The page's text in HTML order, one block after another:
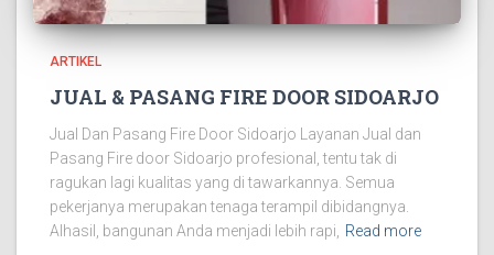
ARTIKEL
JUAL & PASANG FIRE DOOR SIDOARJO
Jual Dan Pasang Fire Door Sidoarjo Layanan Jual dan
Pasang Fire door Sidoarjo profesional, tentu tak di
ragukan lagi kualitas yang di tawarkannya. Semua
pekerjanya merupakan tenaga terampil dibidangnya.
Alhasil, bangunan Anda menjadi lebih rapi,
Read more